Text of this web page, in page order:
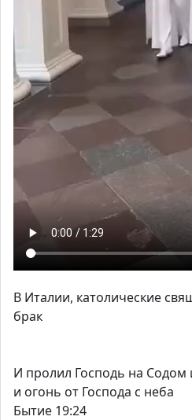
В Италии, католические
брак
И пролил Господь на
и огонь от Господа с неба
Бытие 19:24